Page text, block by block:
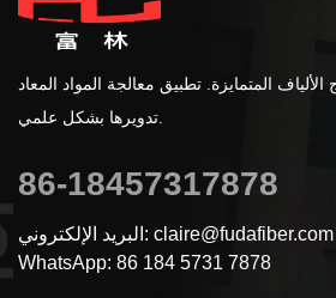
المتمايزة. تطبيق معالجة المواد المعاد
86-18457317878
البريد الإلكتروني: claire@fudafiber.com
WhatsApp: 86 184 5731 7878